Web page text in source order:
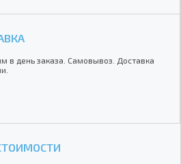
в день заказа. Самовывоз. Доставка